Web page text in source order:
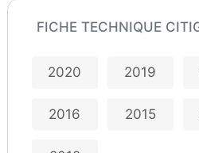
FICHE TECHNIQUE
2020 2019
2016 2015